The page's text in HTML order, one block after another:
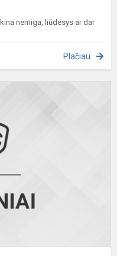
nemiga, liūdesys ar dar
Plačiau